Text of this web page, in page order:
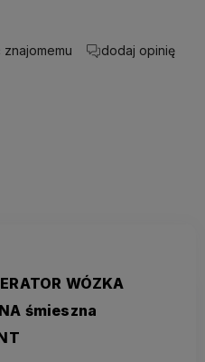
dodaj opinię
WÓZKA
śmieszna